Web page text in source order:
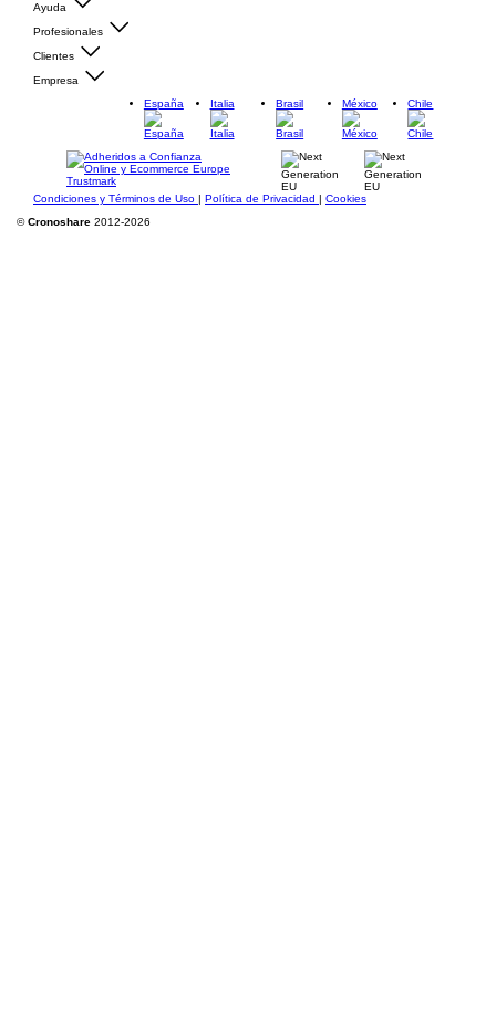
Ayuda
Profesionales
Clientes
Empresa
España
Italia Brasil México Chile
Condiciones y Términos de Uso | Política de Privacidad | Cookies
©Cronoshare 2012-2026